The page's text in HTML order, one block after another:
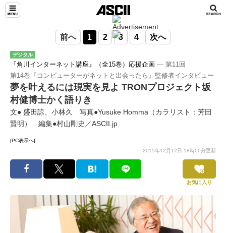
前へ 1 2 3 4 次へ
デジタル
『角川インターネット講座』（全15巻）応援企画 ― 第11回
第14巻『コンピューターがネットと出会ったら』監修者インタビュー
夢を叶えるには現実を見よ TRONプロジェクト坂
村健博士かく語りき
文● 盛田諒、小林久 写真●Yusuke Homma（カラリスト：芳田
賢明） 編集●村山剛史／ASCII.jp
[PC表示へ]
2015年12月12日 18時00分更新
お気に入り